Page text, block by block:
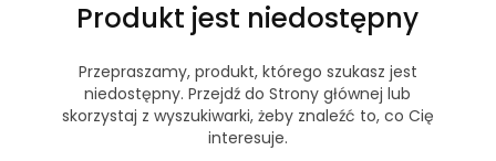
Produkt jest niedostępny
Przepraszamy, produkt, którego szukasz jest
niedostępny. Przejdź do Strony głównej lub
skorzystaj z wyszukiwarki, żeby znaleźć to, co Cię
interesuje.